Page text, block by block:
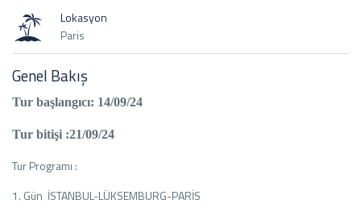
Lokasyon
Paris
Genel Bakış
Tur başlangıcı: 14/09/24
Tur bitişi :21/09/24
Tur Programı :
1. Gün İSTANBUL-LÜKSEMBURG-PARİS